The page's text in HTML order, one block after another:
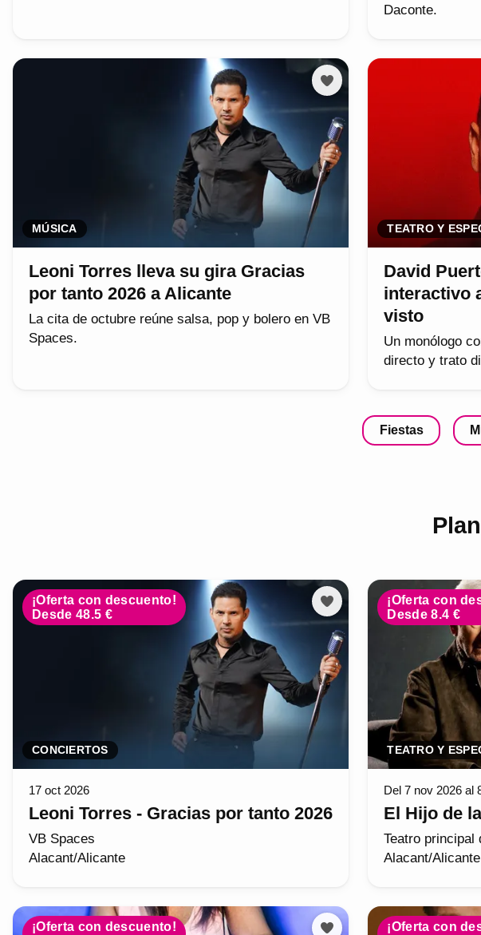
Daconte.
MÚSICA
Leoni Torres lleva su gira Gracias
por tanto 2026 a Alicante
La cita de octubre reúne salsa, pop y bolero en VB
Spaces.
TEATRO Y
David
interactivo
visto
Un monólogo
directo y trato
Fiestas
¡Oferta con descuento!
Desde 48.5 €
CONCIERTOS
17 oct 2026
Leoni Torres - Gracias por tanto 2026
VB Spaces
Alacant/Alicante
¡Oferta con
Desde 8.4 €
TEATRO Y
Del 7 nov 2026 al
El Hijo de
Teatro principal
Alacant/Alicante
¡Oferta con descuento!
¡Oferta con